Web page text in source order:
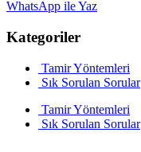
WhatsApp ile Yaz
Kategoriler
Tamir Yöntemleri
Sık Sorulan Sorular
Tamir Yöntemleri
Sık Sorulan Sorular